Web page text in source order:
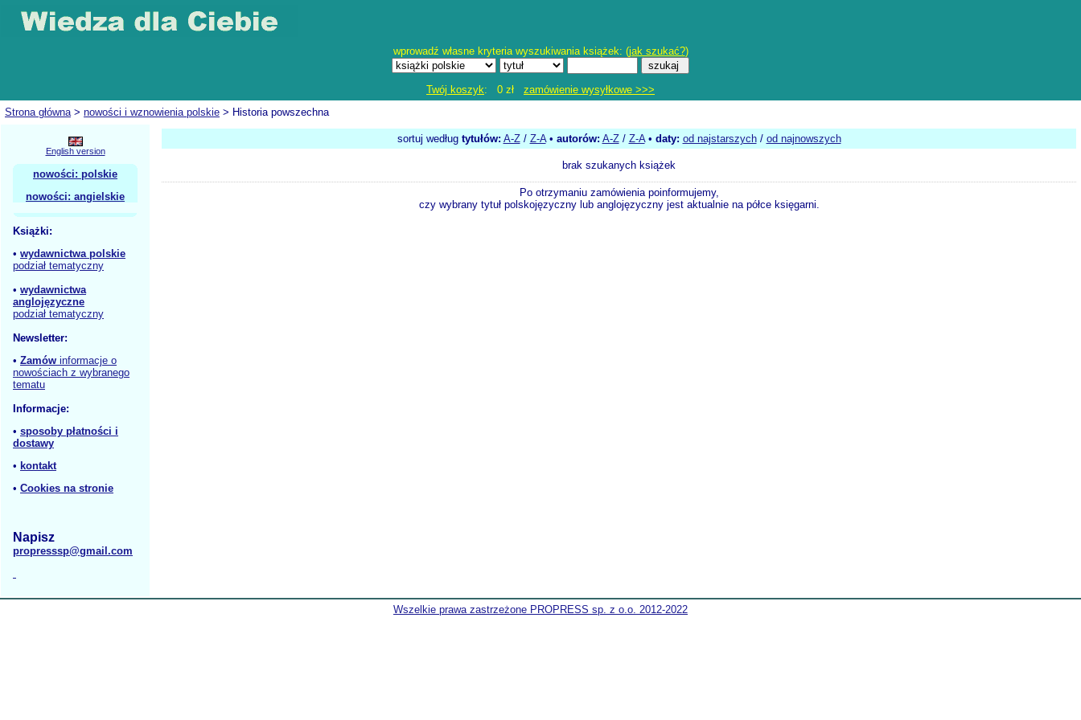
wprowadź własne kryteria wyszukiwania książek: (jak szukać?)
Twój koszyk: 0 zł zamówienie wysyłkowe >>>
Strona główna> nowości i wznowienia polskie > Historia powszechna
English version
nowości: polskie
nowości: angielskie
Książki:
• wydawnictwa polskie
podział tematyczny
• wydawnictwa
anglojęzyczne
podział tematyczny
Newsletter:
• Zamów informacje o
nowościach z wybranego
tematu
Informacje:
• sposoby płatności i
dostawy
• kontakt
• Cookies na stronie
Napisz
propresssp@gmail.com
sortuj według tytułów: A-Z/ Z-A• autorów: A-Z/ Z-A• daty: od najstarszych/ od najnowszych
brak szukanych książek
Po otrzymaniu zamówienia poinformujemy,
czy wybrany tytuł polskojęzyczny lub anglojęzyczny jest aktualnie na półce księgarni.
Wszelkie prawa zastrzeżone PROPRESS sp. z o.o. 2012-2022